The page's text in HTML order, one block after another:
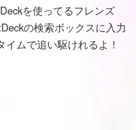
を使ってるフレンズ
の検索ボックスに入力
ムで追い駆けれるよ！